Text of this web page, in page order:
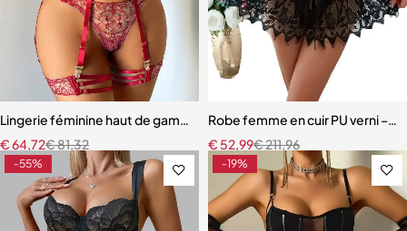
Lingerie féminine haut de gamme – Soutien-gorge et culotte en
€81,32
€64,72
Robe femme en cuir PU verni –
€211,96
€ 52,99
-55% -19%